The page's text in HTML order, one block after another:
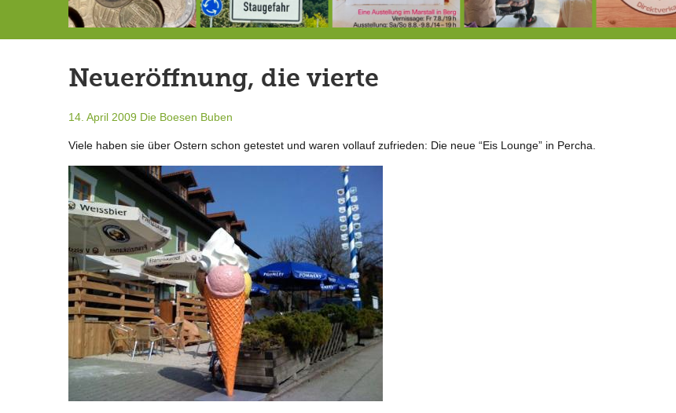
Neueröffnung, die vierte
14. April 2009 Die Boesen Buben
Viele haben sie über Ostern schon getestet und waren vollauf zufrieden: Die neue “Eis Lounge” in Percha.